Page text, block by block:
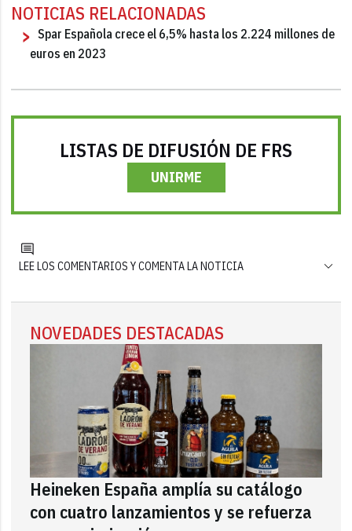
NOTICIAS RELACIONADAS
Spar Española crece el 6,5% hasta los 2.224 millones de
euros en 2023
LISTAS DE DIFUSIÓN DE FRS
UNIRME
LEE LOS COMENTARIOS Y COMENTA LA NOTICIA
NOVEDADES DESTACADAS
Heineken España amplía su catálogo
con cuatro lanzamientos y se refuerza